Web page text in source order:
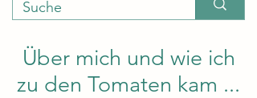
Über mich und wie ich
zu den Tomaten kam ...